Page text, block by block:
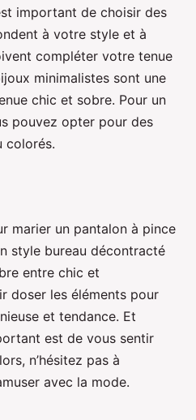
important de choisir des
à votre style et à
compléter votre tenue
minimalistes sont une
chic et sobre. Pour un
pouvez opter pour des
colorés.
marier un pantalon à pince
style bureau décontracté
entre chic et
doser les éléments pour
et tendance. Et
est de vous sentir
n’hésitez pas à
avec la mode.